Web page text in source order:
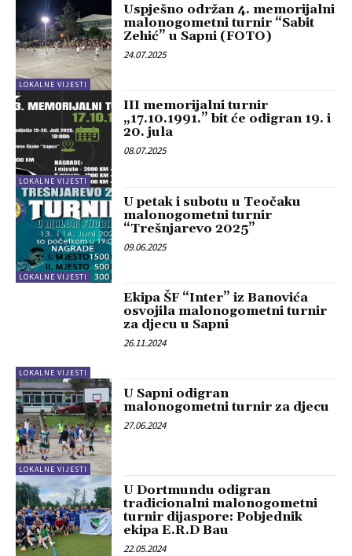
LOKALNE VIJESTI
Uspješno održan 4. memorijalni
malonogometni turnir “Sabit
Zehić” u Sapni (FOTO)
24.07.2025
LOKALNE VIJESTI
III memorijalni turnir
„17.10.1991.” bit će odigran 19. i
20. jula
08.07.2025
LOKALNE VIJESTI
U petak i subotu u Teočaku
malonogometni turnir
“Trešnjarevo 2025”
09.06.2025
LOKALNE VIJESTI
Ekipa ŠF “Inter” iz Banovića
osvojila malonogometni turnir
za djecu u Sapni
26.11.2024
LOKALNE VIJESTI
U Sapni odigran
malonogometni turnir za djecu
27.06.2024
U Dortmundu odigran
tradicionalni malonogometni
turnir dijaspore: Pobjednik
ekipa E.R.D Bau
22.05.2024